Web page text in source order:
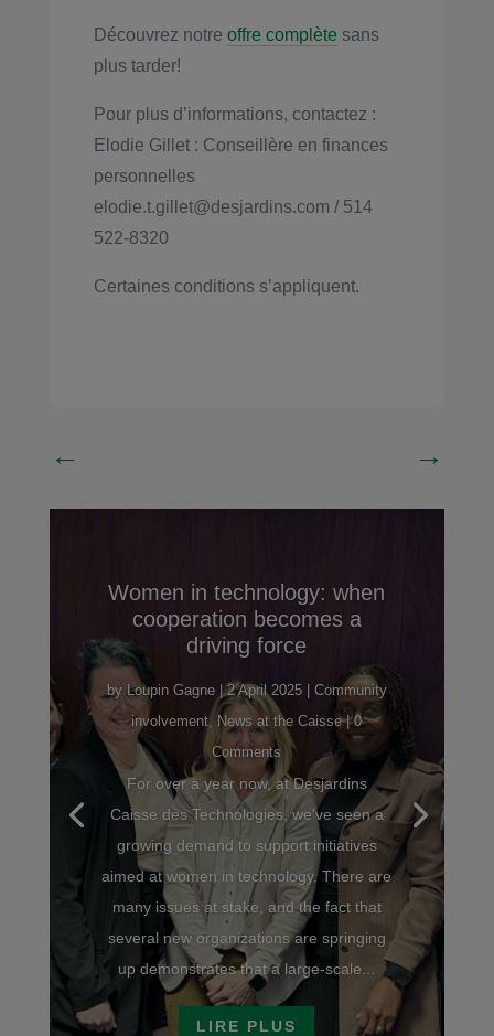
Découvrez notre offre complète sans
plus tarder!
Pour plus d’informations, contactez :
Elodie Gillet : Conseillère en finances
personnelles
elodie.t.gillet@desjardins.com / 514
522-8320
Certaines conditions s’appliquent.
← →
Women in technology: when
cooperation becomes a
driving force
byLoupin Gagne|2 April 2025| Community
involvement, News at the Caisse| 0
Comments
For over a year now, at Desjardins
Caisse des Technologies, we've seen a
growing demand to support initiatives
aimed at women in technology. There are
many issues at stake, and the fact that
several new organizations are springing
up demonstrates that a large-scale...
LIRE PLUS